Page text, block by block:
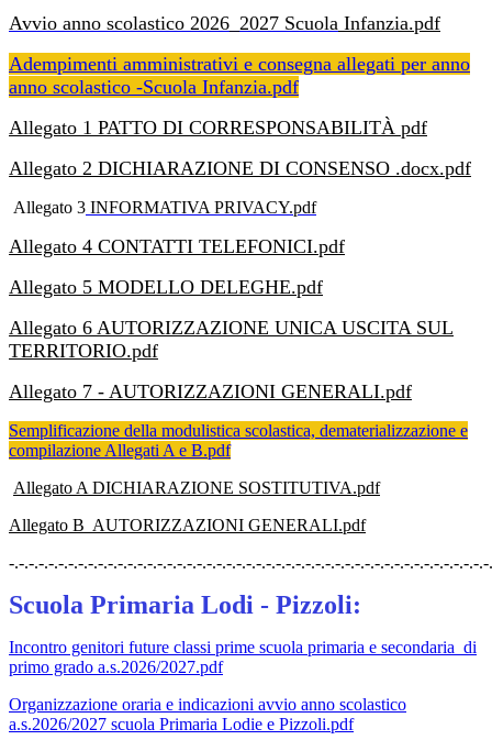
Avvio anno scolastico 2026_2027 Scuola Infanzia.pdf
Adempimenti amministrativi e consegna allegati per anno
anno scolastico -Scuola Infanzia.pdf
Allegato 1 PATTO DI CORRESPONSABILITÀ pdf
Allegato 2 DICHIARAZIONE DI CONSENSO .docx.pdf
Allegato 3 INFORMATIVA PRIVACY.pdf
Allegato 4 CONTATTI TELEFONICI.pdf
Allegato 5 MODELLO DELEGHE.pdf
Allegato 6 AUTORIZZAZIONE UNICA USCITA SUL
TERRITORIO.pdf
Allegato 7 - AUTORIZZAZIONI GENERALI.pdf
Semplificazione della modulistica scolastica, dematerializzazione e
compilazione Allegati A e B.pdf
Allegato A DICHIARAZIONE SOSTITUTIVA.pdf
Allegato B AUTORIZZAZIONI GENERALI.pdf
-.-.-.-.-.-.-.-.-.-.-.-.-.-.-.-.-.-.-.-.-.-.-.-.-.-.-.-.-.-.-.-.-.-.-.-.-.-.-.-.-.-.-.-.-.-.-.-
Scuola Primaria Lodi - Pizzoli:
Incontro genitori future classi prime scuola primaria e secondaria di
primo grado a.s.2026/2027.pdf
Organizzazione oraria e indicazioni avvio anno scolastico
a.s.2026/2027 scuola Primaria Lodie e Pizzoli.pdf